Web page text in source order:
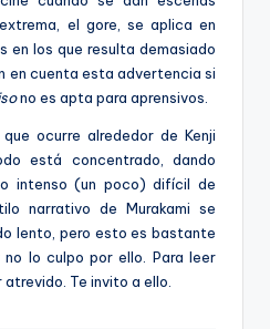
el gore, se aplica en
en los que resulta demasiado
en cuenta esta advertencia si
no es apta para aprensivos.
ocurre alrededor de Kenji
está concentrado, dando
intenso (un poco) difícil de
narrativo de Murakami se
lento, pero esto es bastante
lo culpo por ello. Para leer
Te invito a ello.